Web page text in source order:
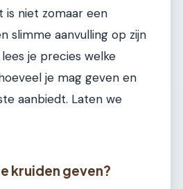
is niet zomaar een
slimme aanvulling op zijn
je precies welke
je mag geven en
aanbiedt. Laten we
kruiden geven?